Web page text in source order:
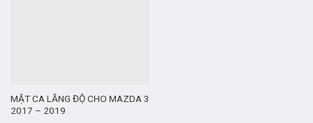
MẶT CA LĂNG ĐỘ CHO MAZDA 3
2017 – 2019